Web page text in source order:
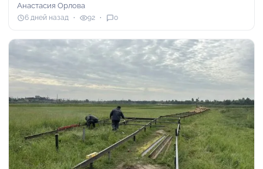
Анастасия Орлова
6 дней назад 92 0